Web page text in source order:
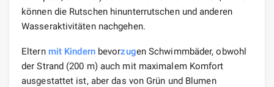
können die Rutschen hinunterrutschen und anderen
Wasseraktivitäten nachgehen.
Eltern mit Kindernbevorzugen Schwimmbäder, obwohl
der Strand (200 m) auch mit maximalem Komfort
ausgestattet ist, aber das von Grün und Blumen